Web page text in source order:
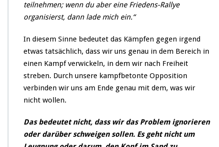
teilnehmen; wenn du aber eine Friedens-Rallye
organisierst, dann lade mich ein.“
In diesem Sinne bedeutet das Kämpfen gegen irgend
etwas tatsächlich, dass wir uns genau in dem Bereich in
einen Kampf verwickeln, in dem wir nach Freiheit
streben. Durch unsere kampfbetonte Opposition
verbinden wir uns am Ende genau mit dem, was wir
nicht wollen.
Das bedeutet nicht, dass wir das Problem ignorieren
oder darüber schweigen sollen. Es geht nicht um